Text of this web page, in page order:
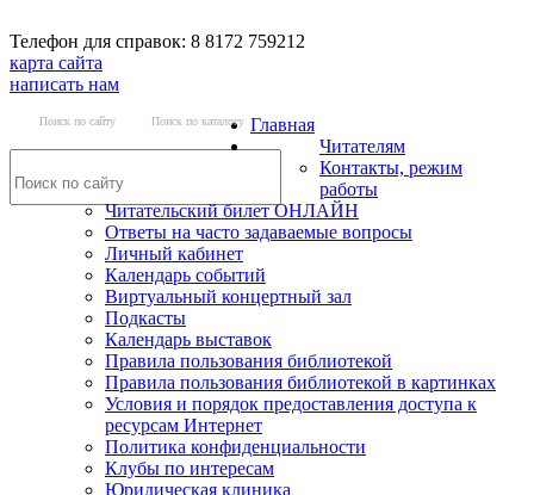
Телефон для справок: 8 8172 759212
карта сайта
написать нам
Поиск по сайту Поиск по каталогу Главная
Читателям
Контакты, режим
работы
Читательский билет ОНЛАЙН
Ответы на часто задаваемые вопросы
Личный кабинет
Календарь событий
Виртуальный концертный зал
Подкасты
Календарь выставок
Правила пользования библиотекой
Правила пользования библиотекой в картинках
Условия и порядок предоставления доступа к
ресурсам Интернет
Политика конфиденциальности
Клубы по интересам
Юридическая клиника